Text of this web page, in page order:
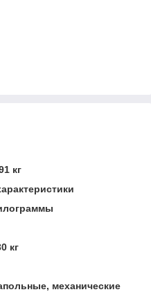
кг
кг
механические